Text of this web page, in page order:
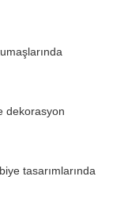
dekorasyon
tasarımlarında